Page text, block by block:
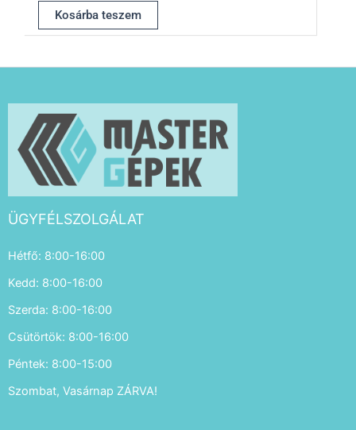
Kosárba teszem
ÜGYFÉLSZOLGÁLAT
Hétfő: 8:00-16:00
Kedd: 8:00-16:00
Szerda: 8:00-16:00
Csütörtök: 8:00-16:00
Péntek: 8:00-15:00
Szombat, Vasárnap ZÁRVA!